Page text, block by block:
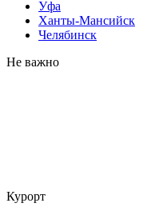
Уфа
Ханты-Мансийск
Челябинск
Не важно
Курорт